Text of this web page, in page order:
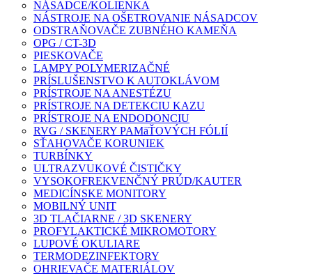
NÁSADCE/KOLIENKA
NÁSTROJE NA OŠETROVANIE NÁSADCOV
ODSTRAŇOVAČE ZUBNÉHO KAMEŇA
OPG / CT-3D
PIESKOVAČE
LAMPY POLYMERIZAČNÉ
PRÍSLUŠENSTVO K AUTOKLÁVOM
PRÍSTROJE NA ANESTÉZU
PRÍSTROJE NA DETEKCIU KAZU
PRÍSTROJE NA ENDODONCIU
RVG / SKENERY PAMäŤOVÝCH FÓLIÍ
SŤAHOVAČE KORUNIEK
TURBÍNKY
ULTRAZVUKOVÉ ČISTIČKY
VYSOKOFREKVENČNÝ PRÚD/KAUTER
MEDICÍNSKE MONITORY
MOBILNÝ UNIT
3D TLAČIARNE / 3D SKENERY
PROFYLAKTICKÉ MIKROMOTORY
LUPOVÉ OKULIARE
TERMODEZINFEKTORY
OHRIEVAČE MATERIÁLOV